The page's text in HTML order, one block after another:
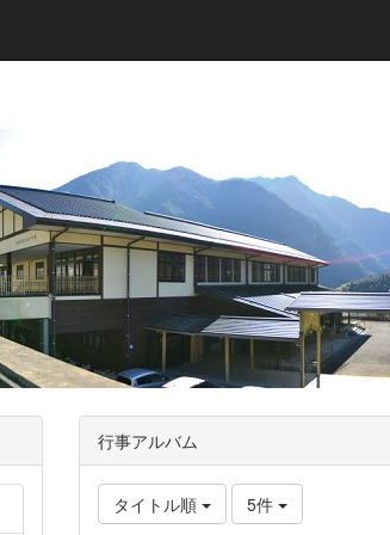
行事アルバム
タイトル順 5件